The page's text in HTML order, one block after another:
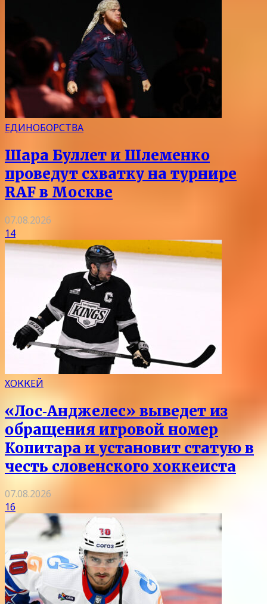
ЕДИНОБОРСТВА
Шара Буллет и Шлеменко
проведут схватку на турнире
RAF в Москве
07.08.2026
14
ХОККЕЙ
«Лос‑Анджелес» выведет из
обращения игровой номер
Копитара и установит статую в
честь словенского хоккеиста
07.08.2026
16